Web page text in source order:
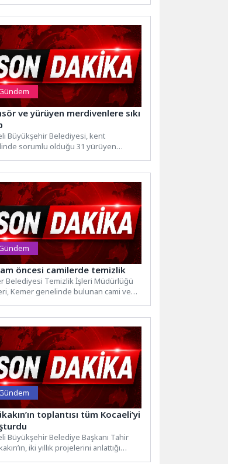
ve yürüyen merdivenlere sıkı
Büyükşehir Belediyesi, kent
sorumlu olduğu 31 yürüyen
öncesi camilerde temizlik
Belediyesi Temizlik İşleri Müdürlüğü
Kemer genelinde bulunan cami ve
toplantısı tüm Kocaeli’yi
Büyükşehir Belediye Başkanı Tahir
iki yıllık projelerini anlattığı